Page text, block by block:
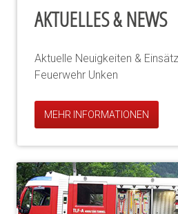
AKTUELLES & NEWS
Aktuelle Neuigkeiten &
Feuerwehr Unken
MEHR INFORMATIONEN